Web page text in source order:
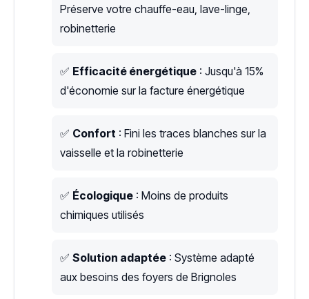
Préserve votre chauffe-eau, lave-linge,
robinetterie
✅ Efficacité énergétique : Jusqu'à 15%
d'économie sur la facture énergétique
✅ Confort : Fini les traces blanches sur la
vaisselle et la robinetterie
✅ Écologique : Moins de produits
chimiques utilisés
✅ Solution adaptée : Système adapté
aux besoins des foyers de Brignoles